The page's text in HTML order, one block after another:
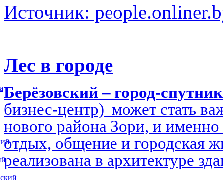
Источник:
Лес в городе
Берёзовский – город-
бизнес-центр) может стать
нового района Зори, и именно
отдых, общение и городская
реализована в архитектуре